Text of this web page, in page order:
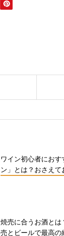
ワイン初心者におす
ン」とは？おさえて
焼売に合うお酒と
売とビールで最高の